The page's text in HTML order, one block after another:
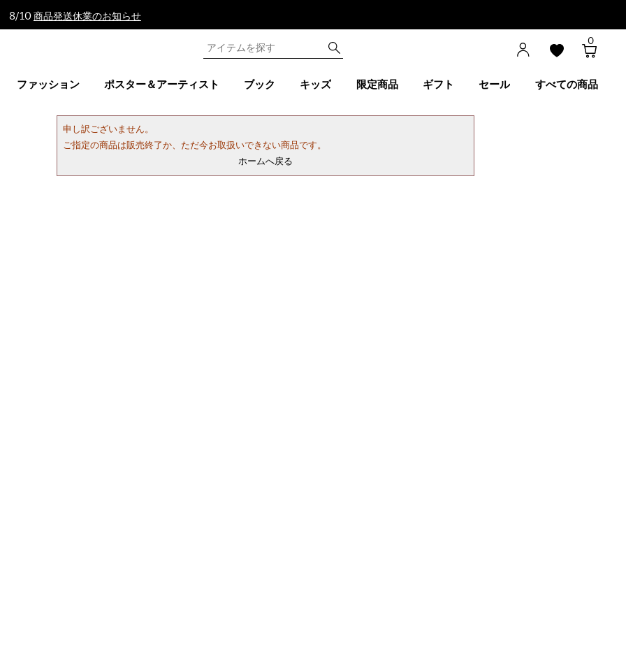
8/10 商品発送休業のお知らせ
0
ファッション ポスター＆アーティスト ブック キッズ 限定商品 ギフト セール すべての商品
申し訳ございません。
ご指定の商品は販売終了か、ただ今お取扱いできない商品です。
ホームへ戻る